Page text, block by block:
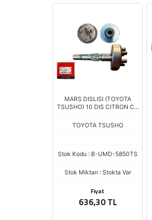
MARS DISLISI (TOYOTA
TSUSHO) 10 DIS CITRON C3
108 - 208 2008 1.2 / JEEP
TOYOTA TSUSHO
Stok Kodu : B-UMD-5850TS
Stok Miktarı : Stokta Var
Fiyat
636,30 TL